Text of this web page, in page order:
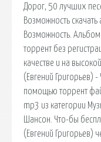
Дорог, 50 лучших
Возможность
Возможность.
торрент без
качестве и на
(Евгений Григорьев)
помощью торрент
mp3 из категории
Шансон. Что-бы
(Евгений Григорьев)